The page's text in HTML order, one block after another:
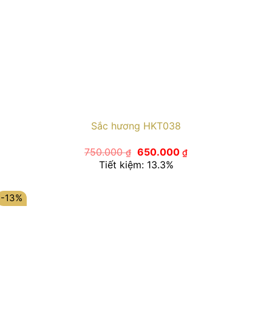
Sắc hương HKT038
750.000₫ Giá
gốc
là:
650.000 ₫Giá
hiện
Tiết kiệm: 13.3%
-13%